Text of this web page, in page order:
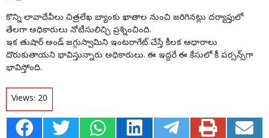
కొన్ని లావాదేవీలు చిత్రలేఖ బ్యాంకు ఖాతాల నుంచి జరిగినట్లు దర్యాప్తులో
తేలగా అధికారులు నోటీసులిచ్చి ప్రశ్నించింది.
ఇక తుషార్‌ అండ్‌ జగ్గుస్వామిని ఇంటరాగేట్‌ చేస్తే కీలక ఆధారాలు
దొరుకుతాయని భావిస్తున్నారు అధికారులు. ఈ ఇద్దరే ఈ కేసులో కీ పర్సన్స్‌గా
భావిస్తోంది.
Views: 20